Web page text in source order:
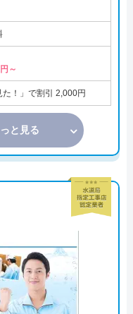
～
た！」で割引 2,000円
と見る